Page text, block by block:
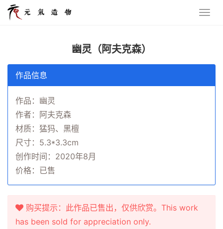
幽灵（阿夫克森）
作品信息
作品：幽灵
作者：阿夫克森
材质：猛犸、黑檀
尺寸：5.3*3.3cm
创作时间：2020年8月
价格：已售
购买提示：此作品已售出，仅供欣赏。This work
has been sold for appreciation only.